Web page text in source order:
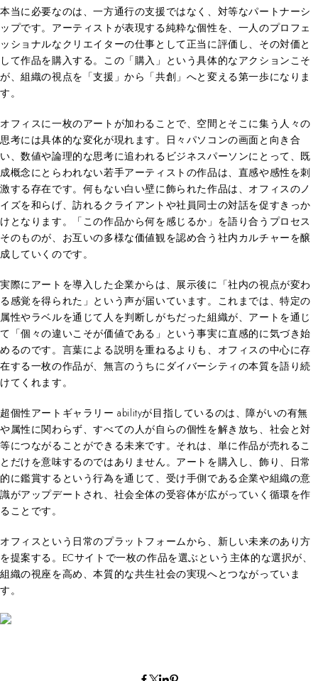
本当に必要なのは、一方通行の支援ではなく、対等なパートナーシ
ップです。アーティストが表現する純粋な個性を、一人のプロフェ
ッショナルなクリエイターの仕事として正当に評価し、その対価と
して作品を購入する。この「購入」という具体的なアクションこそ
が、組織の視点を「支援」から「共創」へと変える第一歩になりま
す。
オフィスに一枚のアートが加わることで、空間とそこに集う人々の
思考には具体的な変化が現れます。日々パソコンの画面と向き合
い、数値や論理的な思考に追われるビジネスパーソンにとって、既
成概念にとらわれない若手アーティストの作品は、直感や感性を刺
激する存在です。何もない白い壁に飾られた作品は、オフィスのノ
イズを和らげ、訪れるクライアントや社員同士の対話を促すきっか
けとなります。「この作品から何を感じるか」を語り合うプロセス
そのものが、お互いの多様な価値観を認め合う社内カルチャーを醸
成していくのです。
実際にアートを導入した企業からは、展示後に「社内の視点が変わ
る感覚を得られた」という声が届いています。これまでは、特定の
属性やラベルを通じて人を判断しがちだった組織が、アートを通じ
て「個々の違いこそが価値である」という事実に直感的に気づき始
めるのです。言葉による説明を重ねるよりも、オフィスの中心に存
在する一枚の作品が、無言のうちにダイバーシティの本質を語り続
けてくれます。
超個性アートギャラリー abilityが目指しているのは、障がいの有無
や属性に関わらず、すべての人が自らの個性を解き放ち、社会と対
等につながることができる未来です。それは、単に作品が売れるこ
とだけを意味するのではありません。アートを購入し、飾り、日常
的に鑑賞するという行為を通じて、受け手側である企業や組織の意
識がアップデートされ、社会全体の受容体が広がっていく循環を作
ることです。
オフィスという日常のプラットフォームから、新しい未来のあり方
を提案する。ECサイトで一枚の作品を選ぶという主体的な選択が、
組織の視座を高め、本質的な共生社会の実現へとつながっていま
す。